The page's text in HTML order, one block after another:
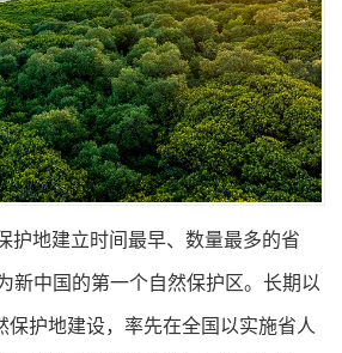
护地建立时间最早、数量最多的省
新中国的第一个自然保护区。长期以
保护地建设，率先在全国以实施省人